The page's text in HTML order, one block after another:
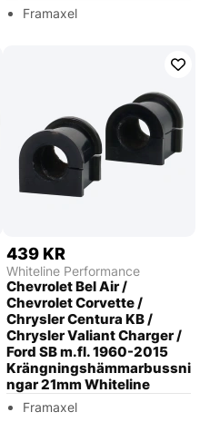
Framaxel
439 KR
Whiteline Performance
Chevrolet Bel Air /
Chevrolet Corvette /
Chrysler Centura KB /
Chrysler Valiant Charger /
Ford SB m.fl. 1960-2015
Krängningshämmarbussni
ngar 21mm Whiteline
Framaxel